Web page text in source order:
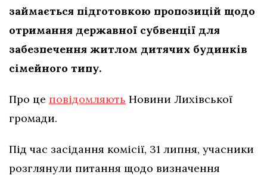
займається підготовкою пропозицій щодо
отримання державної субвенції для
забезпечення житлом дитячих будинків
сімейного типу.
Про це повідомляють Новини Лихівської
громади.
Під час засідання комісії, 31 липня, учасники
розглянули питання щодо визначення